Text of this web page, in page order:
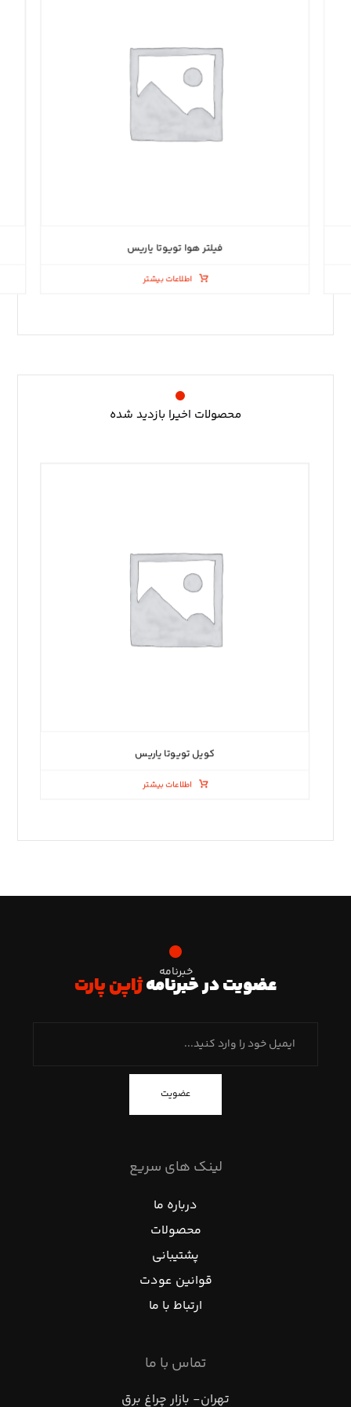
فیلتر هوا تویوتا یاریس
اطلاعات بیشتر
محصولات اخیرا بازدید شده
کویل تویوتا یاریس
اطلاعات بیشتر
خبرنامه
عضویت در خبرنامهژاپن پارت
عضویت
لینک های سریع
درباره ما
محصولات
پشتیبانی
قوانین عودت
ارتباط با ما
تماس با ما
تهران- بازار چراغ برق